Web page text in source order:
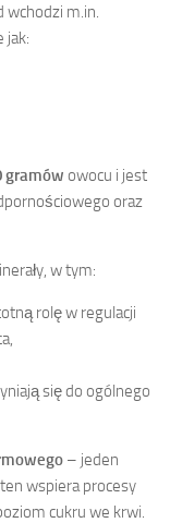
wchodzi m.in.
jak:
gramów owocu i jest
oraz
w tym:
rolę w regulacji
się do ogólnego
– jeden
ten wspiera procesy
cukru we krwi.